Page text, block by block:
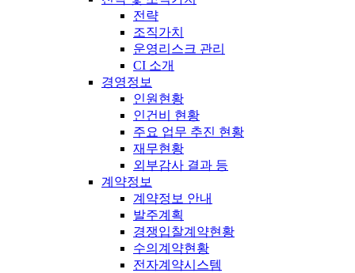
전략
조직가치
운영리스크 관리
CI 소개
경영정보
인원현황
인건비 현황
주요 업무 추진 현황
재무현황
외부감사 결과 등
계약정보
계약정보 안내
발주계획
경쟁입찰계약현황
수의계약현황
전자계약시스템